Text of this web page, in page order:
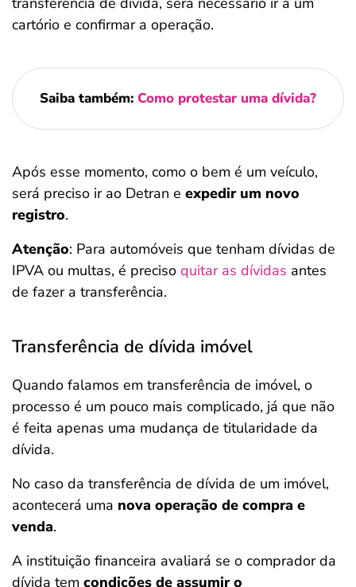
cartório e confirmar a operação.
Saiba também: Como protestar uma dívida?
Após esse momento, como o bem é um veículo,
será preciso ir ao Detran e expedir um novo
registro.
Atenção: Para automóveis que tenham dívidas de
IPVA ou multas, é preciso quitar as dívidas antes
de fazer a transferência.
Transferência de dívida imóvel
Quando falamos em transferência de imóvel, o
processo é um pouco mais complicado, já que não
é feita apenas uma mudança de titularidade da
dívida.
No caso da transferência de dívida de um imóvel,
acontecerá uma nova operação de compra e
venda.
A instituição financeira avaliará se o comprador da
dívida tem condições de assumir o